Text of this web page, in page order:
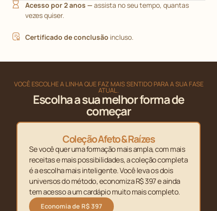
Acesso por 2 anos — assista no seu tempo, quantas
vezes quiser.
Certificado de conclusão incluso.
VOCÊ ESCOLHE A LINHA QUE FAZ MAIS SENTIDO PARA A SUA FASE
ATUAL.
Escolha a sua melhor forma de
começar
Coleção Afeto & Raízes
Se você quer uma formação mais ampla, com mais
receitas e mais possibilidades, a coleção completa
é a escolha mais inteligente. Você leva os dois
universos do método, economiza R$ 397 e ainda
tem acesso a um cardápio muito mais completo.
Economia de R$ 397